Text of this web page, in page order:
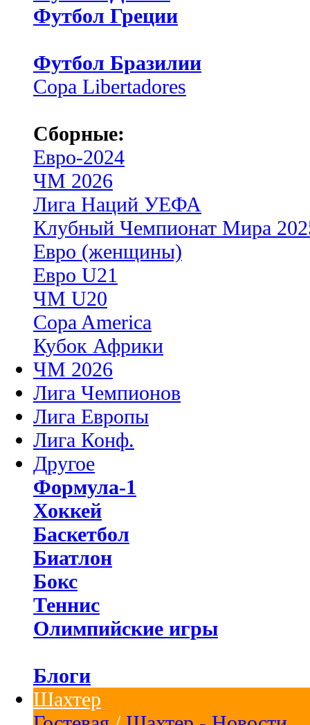
Футбол Греции
Футбол Бразилии
Copa Libertadores
Сборные:
Евро-2024
ЧМ 2026
Лига Наций УЕФА
Клубный Чемпионат Мира
Евро (женщины)
Евро U21
ЧМ U20
Copa America
Кубок Африки
ЧМ 2026
Лига Чемпионов
Лига Европы
Лига Конф.
Другое
Формула-1
Хоккей
Баскетбол
Биатлон
Бокс
Теннис
Олимпийские игры
Блоги
Шахтер